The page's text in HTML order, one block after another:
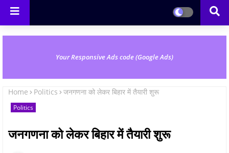
Your Responsive Ads code (Google Ads)
Home Politics जनगणना को लेकर बिहार में तैयारी शुरू
Politics
जनगणना को लेकर बिहार में तैयारी शुरू